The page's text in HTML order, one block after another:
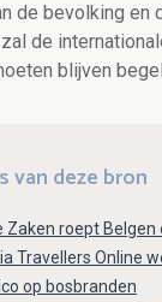
de bevolking en
de
blijven
van deze bron
Zaken roept Belgen
Travellers Online
op bosbranden